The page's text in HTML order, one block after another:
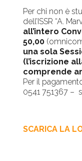
Per chi non è
dell’ISSR “A.
all’intero
50,00
una sola
(l’iscrizione
comprende
Per il
0541 751367 –
SCARICA LA